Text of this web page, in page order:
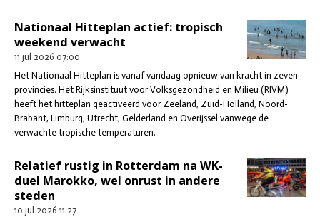
Nationaal Hitteplan actief: tropisch
weekend verwacht
11 jul 2026 07:00
Het Nationaal Hitteplan is vanaf vandaag opnieuw van kracht in zeven
provincies. Het Rijksinstituut voor Volksgezondheid en Milieu (RIVM)
heeft het hitteplan geactiveerd voor Zeeland, Zuid-Holland, Noord-
Brabant, Limburg, Utrecht, Gelderland en Overijssel vanwege de
verwachte tropische temperaturen.
Relatief rustig in Rotterdam na WK-
duel Marokko, wel onrust in andere
steden
10 jul 2026 11:27